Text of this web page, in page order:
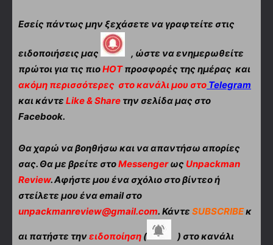
Εσείς πάντως μην ξεχάσετε να γραφτείτε στις
ειδοποιήσεις μας
, ώστε να ενημερωθείτε
πρώτοι για τις πιοHOTπροσφορές της ημέρας και
ακόμη περισσότερες στο κανάλι μου στο Telegram
και κάντε Like & Share την σελίδα μας στο
Facebook.
Θα χαρώ να βοηθήσω και να απαντήσω απορίες
σας. Θα με βρείτε στοMessengerως Unpackman
Review. Αφήστε μου ένα σχόλιο στο βίντεο ή
στείλετε μου ένα email στο
unpackmanreview@gmail.com. Κάντε SUBSCRIBEκ
αι πατήστε τηνειδοποίηση (
) στο κανάλι